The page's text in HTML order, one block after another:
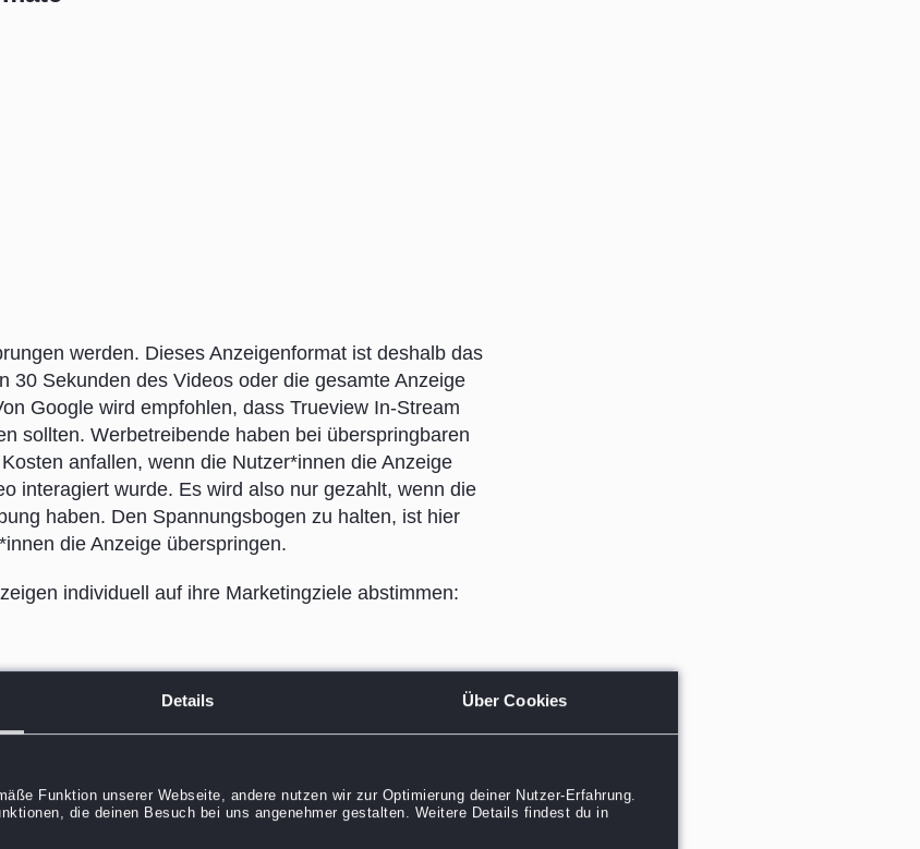
Details Über Cookies
Funktion unserer Webseite, andere nutzen wir zur Optimierung deiner Nutzer-Erfahrung.
die deinen Besuch bei uns angenehmer gestalten. Weitere Details findest du in
werden. Dieses Anzeigenformat ist deshalb das
30 Sekunden des Videos oder die gesamte Anzeige
Google wird empfohlen, dass Trueview In-Stream
sollten. Werbetreibende haben bei überspringbaren
anfallen, wenn die Nutzer*innen die Anzeige
interagiert wurde. Es wird also nur gezahlt, wenn die
haben. Den Spannungsbogen zu halten, ist hier
die Anzeige überspringen.
individuell auf ihre Marketingziele abstimmen:
Werbetreibende einfach ihre Reichweite steigern und
für Unternehmen, die mehr Klicks auf ihre